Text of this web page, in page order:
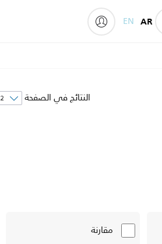
AR
EN
النتائج في الصفحة
مقارنة